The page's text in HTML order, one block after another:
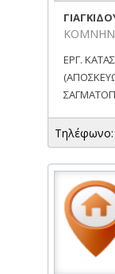
ΕΡΓ.
Τηλέφωνο: